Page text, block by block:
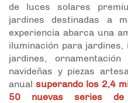
de luces solares
jardines destinadas a
experiencia abarca una
iluminación para
jardines,
navideñas y piezas
anual superando los 2,4
50 nuevas series